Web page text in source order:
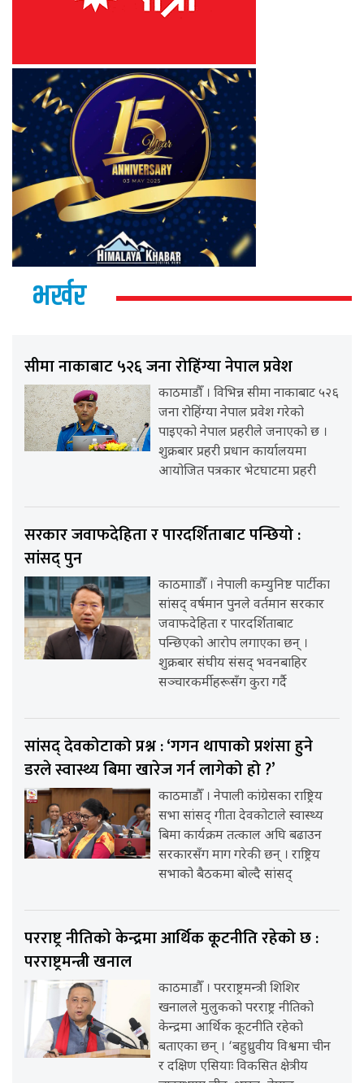
भर्खर
सीमा नाकाबाट ५२६ जना रोहिंग्या नेपाल प्रवेश
काठमाडौँ । विभिन्न सीमा नाकाबाट ५२६
जना रोहिंग्या नेपाल प्रवेश गरेको
पाइएको नेपाल प्रहरीले जनाएको छ ।
शुक्रबार प्रहरी प्रधान कार्यालयमा
आयोजित पत्रकार भेटघाटमा प्रहरी
सरकार जवाफदेहिता र पारदर्शिताबाट पन्छियो :
सांसद् पुन
काठमााडौँ । नेपाली कम्युनिष्ट पार्टीका
सांसद् वर्षमान पुनले वर्तमान सरकार
जवाफदेहिता र पारदर्शिताबाट
पन्छिएको आरोप लगाएका छन् ।
शुक्रबार संघीय संसद् भवनबाहिर
सञ्चारकर्मीहरूसँग कुरा गर्दै
सांसद् देवकोटाको प्रश्न : ‘गगन थापाको प्रशंसा हुने
डरले स्वास्थ्य बिमा खारेज गर्न लागेको हो ?’
काठमाडौँ । नेपाली कांग्रेसका राष्ट्रिय
सभा सांसद् गीता देवकोटाले स्वास्थ्य
बिमा कार्यक्रम तत्काल अघि बढाउन
सरकारसँग माग गरेकी छन् । राष्ट्रिय
सभाको बैठकमा बोल्दै सांसद्
परराष्ट्र नीतिको केन्द्रमा आर्थिक कूटनीति रहेको छ :
परराष्ट्रमन्त्री खनाल
काठमाडौँ । परराष्ट्रमन्त्री शिशिर
खनालले मुलुकको परराष्ट्र नीतिको
केन्द्रमा आर्थिक कूटनीति रहेको
बताएका छन् । ‘बहुध्रुवीय विश्वमा चीन
र दक्षिण एसियाः विकसित क्षेत्रीय